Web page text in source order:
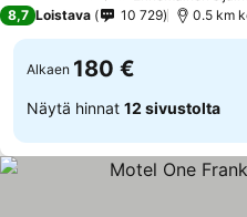
8,7 Loistava 10 729 0.5 km
Alkaen 180 €
Näytä hinnat 12 sivustolta